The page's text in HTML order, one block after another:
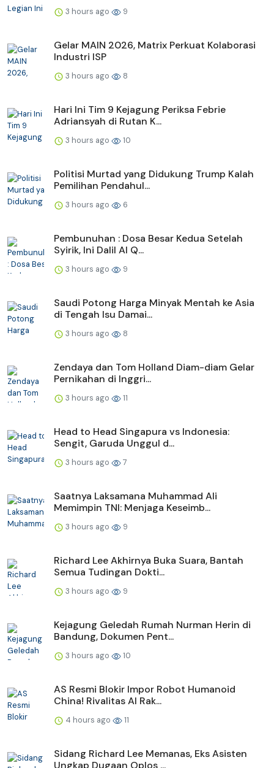
3 hours ago 9
Gelar MAIN 2026, Matrix Perkuat Kolaborasi
Industri ISP
3 hours ago 8
Hari Ini Tim 9 Kejagung Periksa Febrie
Adriansyah di Rutan K...
3 hours ago 10
Politisi Murtad yang Didukung Trump Kalah
Pemilihan Pendahul...
3 hours ago 6
Pembunuhan : Dosa Besar Kedua Setelah
Syirik, Ini Dalil Al Q...
3 hours ago 9
Saudi Potong Harga Minyak Mentah ke Asia
di Tengah Isu Damai...
3 hours ago 8
Zendaya dan Tom Holland Diam-diam Gelar
Pernikahan di Inggri...
3 hours ago 11
Head to Head Singapura vs Indonesia:
Sengit, Garuda Unggul d...
3 hours ago 7
Saatnya Laksamana Muhammad Ali
Memimpin TNI: Menjaga Keseimb...
3 hours ago 9
Richard Lee Akhirnya Buka Suara, Bantah
Semua Tudingan Dokti...
3 hours ago 9
Kejagung Geledah Rumah Nurman Herin di
Bandung, Dokumen Pent...
3 hours ago 10
AS Resmi Blokir Impor Robot Humanoid
China! Rivalitas AI Rak...
4 hours ago 11
Sidang Richard Lee Memanas, Eks Asisten
Ungkap Dugaan Oplos ...